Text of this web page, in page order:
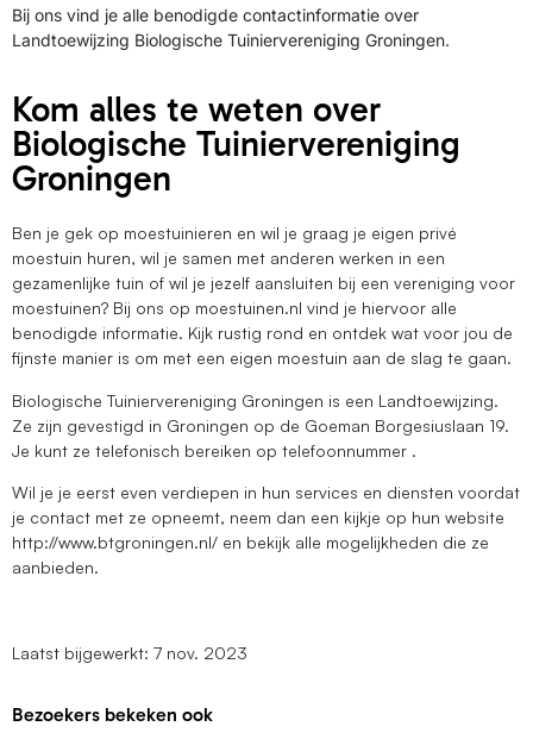
Bij ons vind je alle benodigde contactinformatie over
Landtoewijzing Biologische Tuiniervereniging Groningen.
Kom alles te weten over
Biologische Tuiniervereniging
Groningen
Ben je gek op moestuinieren en wil je graag je eigen privé
moestuin huren, wil je samen met anderen werken in een
gezamenlijke tuin of wil je jezelf aansluiten bij een vereniging voor
moestuinen? Bij ons op moestuinen.nl vind je hiervoor alle
benodigde informatie. Kijk rustig rond en ontdek wat voor jou de
fijnste manier is om met een eigen moestuin aan de slag te gaan.
Biologische Tuiniervereniging Groningen is een Landtoewijzing.
Ze zijn gevestigd in Groningen op de Goeman Borgesiuslaan 19.
Je kunt ze telefonisch bereiken op telefoonnummer .
Wil je je eerst even verdiepen in hun services en diensten voordat
je contact met ze opneemt, neem dan een kijkje op hun website
http://www.btgroningen.nl/ en bekijk alle mogelijkheden die ze
aanbieden.
Laatst bijgewerkt: 7 nov. 2023
Bezoekers bekeken ook